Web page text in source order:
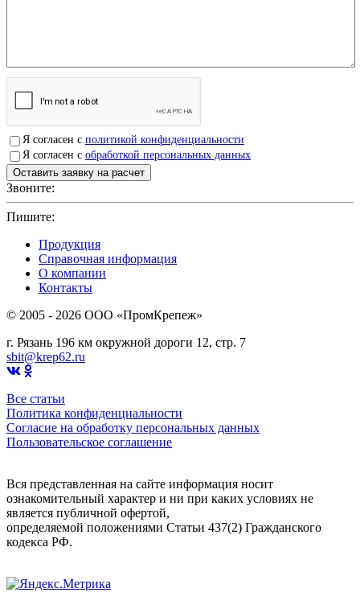
Я согласен с политикой конфиденциальности
Я согласен с обработкой персональных данных
Звоните:
Пишите:
Продукция
Справочная информация
О компании
Контакты
© 2005 - 2026 OOO «ПромКрепеж»
г. Рязань 196 км окружной дороги 12, стр. 7
sbit@krep62.ru
Все статьи
Политика конфиденциальности
Согласие на обработку персональных данных
Пользовательское соглашение
Вся представленная на сайте информация носит
ознакомительный характер и ни при каких условиях не
является публичной офертой,
определяемой положениями Статьи 437(2) Гражданского
кодекса РФ.